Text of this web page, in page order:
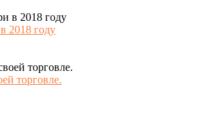
2018 году
торговле.